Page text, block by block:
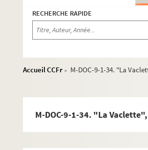
RECHERCHE RAPIDE
Accueil CCFr >
M-DOC-9-1-34. "La
M-DOC-9-1-34. "La
M-DOC-9-1-10. Dessin
M-DOC-9-1-11. Dessin
M-DOC-9-1-12. Portrait
M-DOC-9-1-17. Portrait